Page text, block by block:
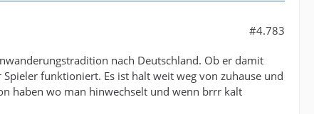
#4.783
nach Deutschland. Ob er damit
funktioniert. Es ist halt weit weg von zuhause und
haben wo man hinwechselt und wenn brrr kalt